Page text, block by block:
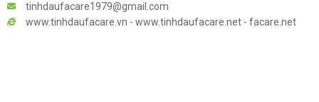
tinhdaufacare1979@gmail.com
www.tinhdaufacare.vn - www.tinhdaufacare.net - facare.net